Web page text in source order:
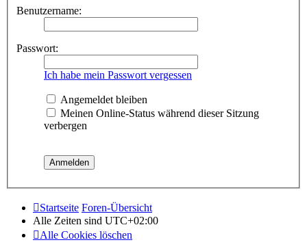
Benutzername:
Passwort:
Ich habe mein Passwort vergessen
Angemeldet bleiben
Meinen Online-Status während dieser Sitzung
verbergen
Startseite Foren-Übersicht
Alle Zeiten sind UTC+02:00
Alle Cookies löschen